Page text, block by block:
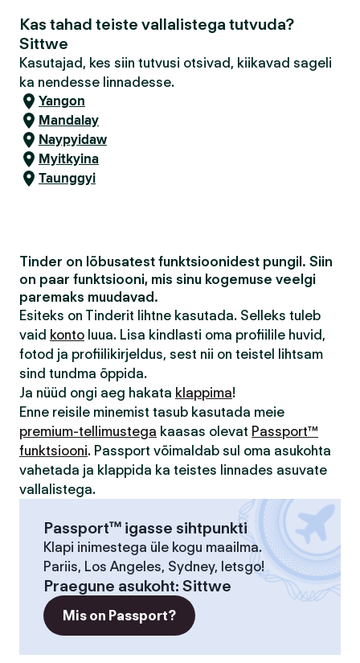
Kas tahad teiste vallalistega tutvuda?
Sittwe
Kasutajad, kes siin tutvusi otsivad, kiikavad sageli
ka nendesse linnadesse.
Yangon
Mandalay
Naypyidaw
Myitkyina
Taunggyi
Tinder on lõbusatest funktsioonidest pungil. Siin
on paar funktsiooni, mis sinu kogemuse veelgi
paremaks muudavad.
Esiteks on Tinderit lihtne kasutada. Selleks tuleb
vaid konto luua. Lisa kindlasti oma profiilile huvid,
fotod ja profiilikirjeldus, sest nii on teistel lihtsam
sind tundma õppida.
Ja nüüd ongi aeg hakata klappima!
Enne reisile minemist tasub kasutada meie
premium-tellimustega kaasas olevat Passport™
funktsiooni. Passport võimaldab sul oma asukohta
vahetada ja klappida ka teistes linnades asuvate
vallalistega.
Passport™ igasse sihtpunkti
Klapi inimestega üle kogu maailma.
Pariis, Los Angeles, Sydney, letsgo!
Praegune asukoht: Sittwe
Mis on Passport?